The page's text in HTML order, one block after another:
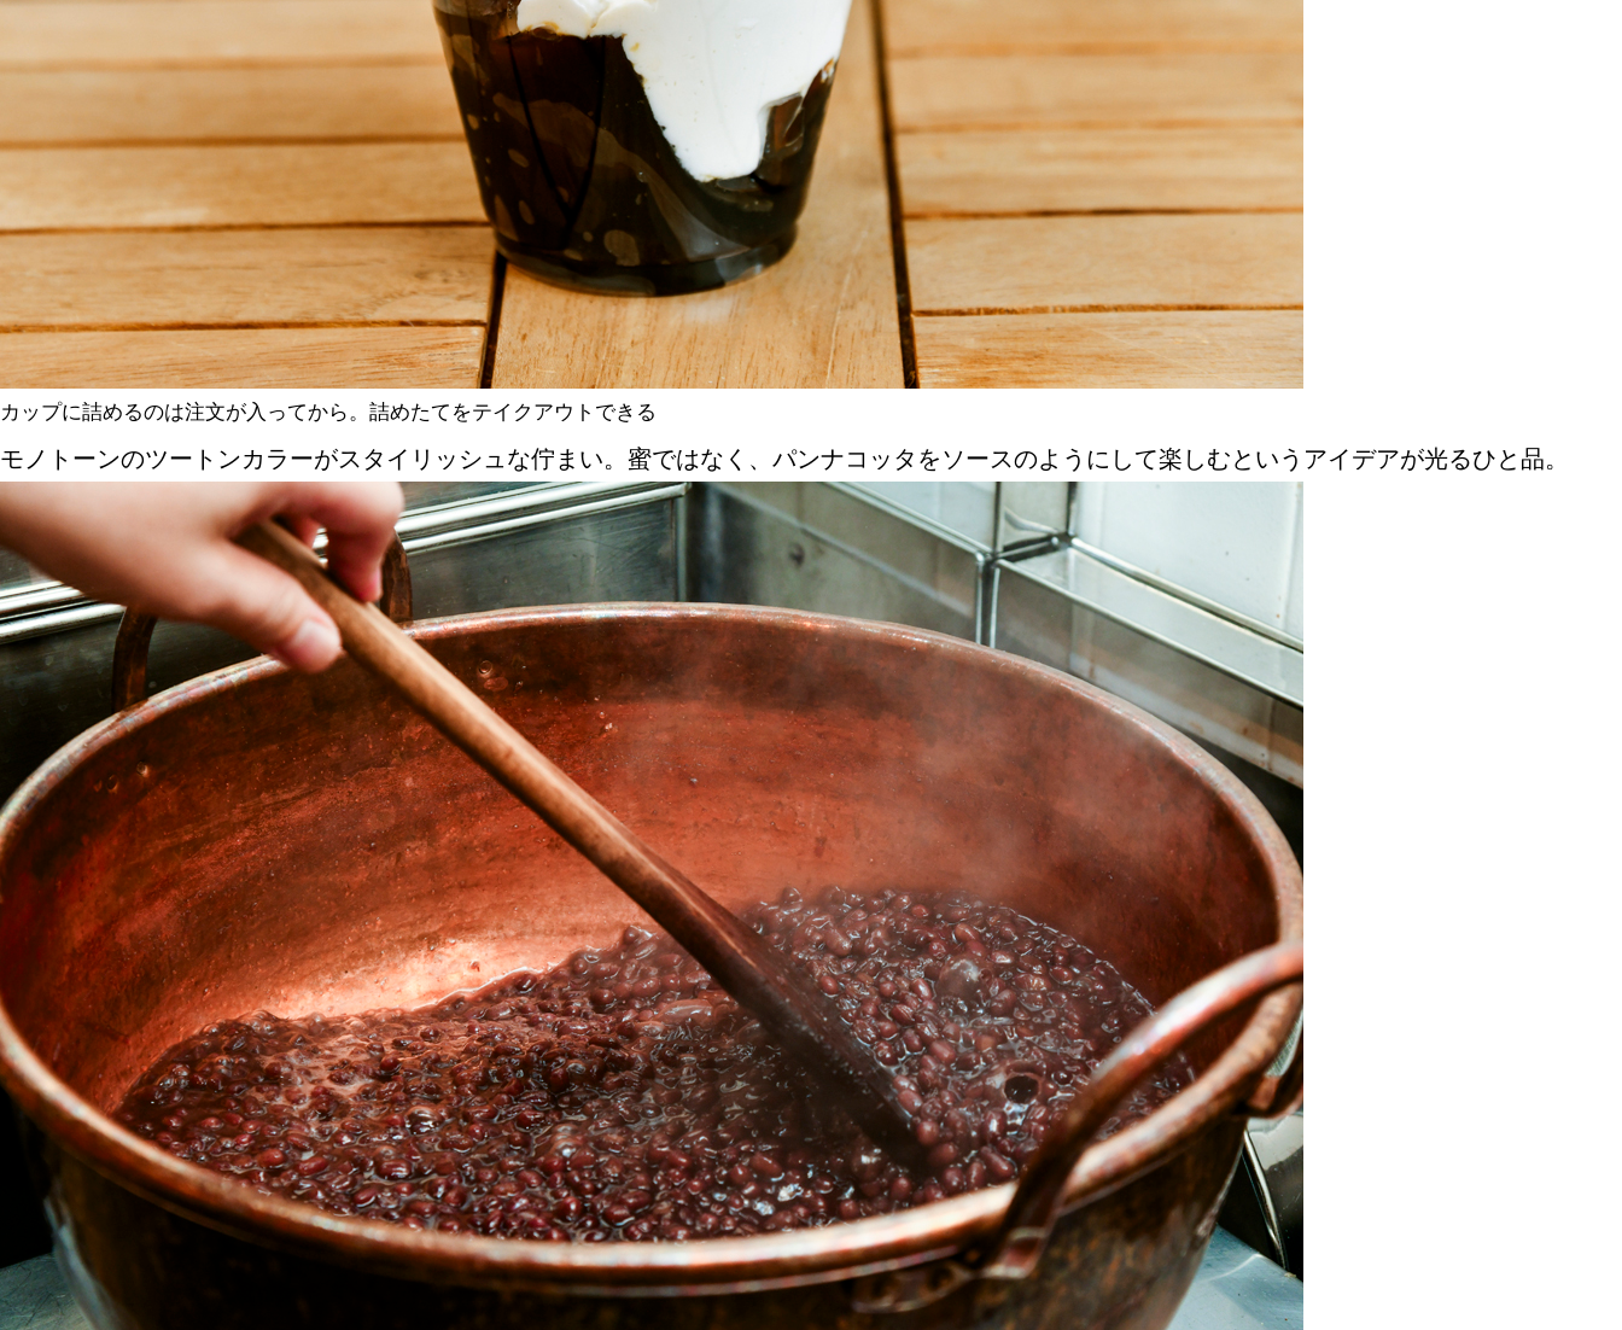
カップに詰めるのは注文が入ってから。詰めたてをテイクアウトできる
モノトーンのツートンカラーがスタイリッシュな佇まい。蜜ではなく、パンナコッタをソースのようにして楽しむというアイデアが光るひと品。